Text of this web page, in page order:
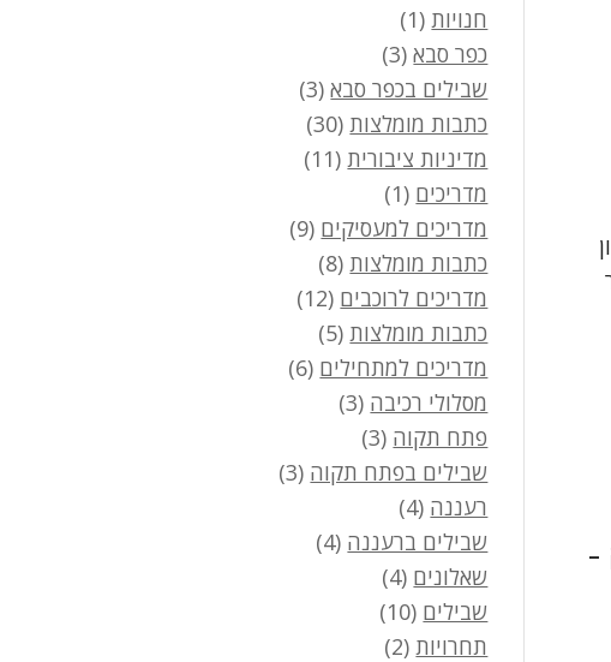
–
חנויות(1)
כפר סבא(3)
שבילים בכפר סבא(3)
כתבות מומלצות(30)
מדיניות ציבורית(11)
מדריכים (1)
מדריכים למעסיקים (9)
כתבות מומלצות(8)
מדריכים לרוכבים (12)
כתבות מומלצות(5)
מדריכים למתחילים (6)
מסלולי רכיבה (3)
פתח תקוה (3)
שבילים בפתח תקוה (3)
רעננה (4)
שבילים ברעננה (4)
שאלונים (4)
שבילים (10)
תחרויות(2)